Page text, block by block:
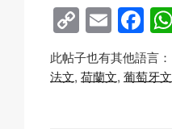
C
o
p
E
m
ail
F
a
c
此帖子也有其他語言：
法文 荷蘭文 葡萄牙文